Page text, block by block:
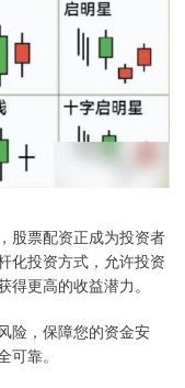
股票配资正成为投资者
化投资方式，允许投资
更高的收益潜力。
险，保障您的资金安
靠。